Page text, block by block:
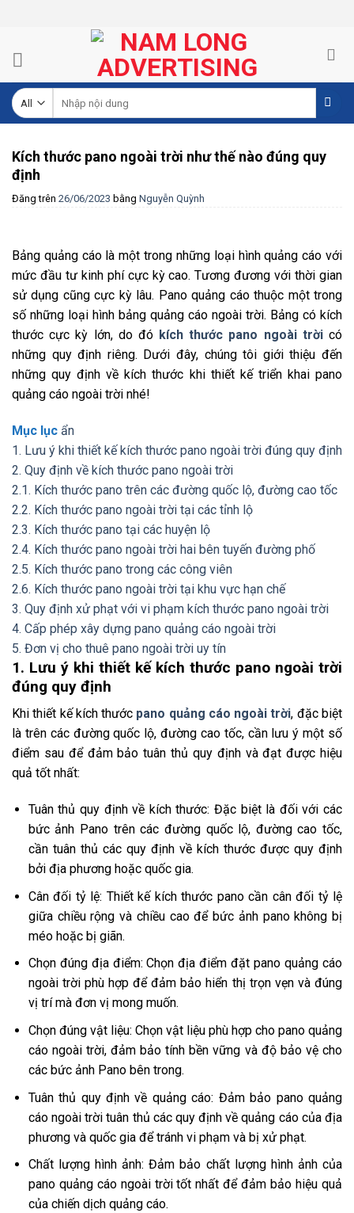
kiếm:
Kích thước pano ngoài trời như thế nào đúng quy
định
Đăng trên 26/06/2023 bằng Nguyễn Quỳnh
Bảng quảng cáo là một trong những loại hình quảng cáo với
mức đầu tư kinh phí cực kỳ cao. Tương đương với thời gian
sử dụng cũng cực kỳ lâu. Pano quảng cáo thuộc một trong
số những loại hình bảng quảng cáo ngoài trời. Bảng có kích
thước cực kỳ lớn, do đó kích thước pano ngoài trờicó
những quy định riêng. Dưới đây, chúng tôi giới thiệu đến
những quy định về kích thước khi thiết kế triển khai pano
quảng cáo ngoài trời nhé!
Mục lục ẩn
1. Lưu ý khi thiết kế kích thước pano ngoài trời đúng quy định
2. Quy định về kích thước pano ngoài trời
2.1. Kích thước pano trên các đường quốc lộ, đường cao tốc
2.2. Kích thước pano ngoài trời tại các tỉnh lộ
2.3. Kích thước pano tại các huyện lộ
2.4. Kích thước pano ngoài trời hai bên tuyến đường phố
2.5. Kích thước pano trong các công viên
2.6. Kích thước pano ngoài trời tại khu vực hạn chế
3. Quy định xử phạt với vi phạm kích thước pano ngoài trời
4. Cấp phép xây dựng pano quảng cáo ngoài trời
5. Đơn vị cho thuê pano ngoài trời uy tín
1. Lưu ý khi thiết kế kích thước pano ngoài trời
đúng quy định
Khi thiết kế kích thước pano quảng cáo ngoài trời, đặc biệt
là trên các đường quốc lộ, đường cao tốc, cần lưu ý một số
điểm sau để đảm bảo tuân thủ quy định và đạt được hiệu
quả tốt nhất:
Tuân thủ quy định về kích thước: Đặc biệt là đối với các
bức ảnh Pano trên các đường quốc lộ, đường cao tốc,
cần tuân thủ các quy định về kích thước được quy định
bởi địa phương hoặc quốc gia.
Cân đối tỷ lệ: Thiết kế kích thước pano cần cân đối tỷ lệ
giữa chiều rộng và chiều cao để bức ảnh pano không bị
méo hoặc bị giãn.
Chọn đúng địa điểm: Chọn địa điểm đặt pano quảng cáo
ngoài trời phù hợp để đảm bảo hiển thị trọn vẹn và đúng
vị trí mà đơn vị mong muốn.
Chọn đúng vật liệu: Chọn vật liệu phù hợp cho pano quảng
cáo ngoài trời, đảm bảo tính bền vững và độ bảo vệ cho
các bức ảnh Pano bên trong.
Tuân thủ quy định về quảng cáo: Đảm bảo pano quảng
cáo ngoài trời tuân thủ các quy định về quảng cáo của địa
phương và quốc gia để tránh vi phạm và bị xử phạt.
Chất lượng hình ảnh: Đảm bảo chất lượng hình ảnh của
pano quảng cáo ngoài trời tốt nhất để đảm bảo hiệu quả
của chiến dịch quảng cáo.